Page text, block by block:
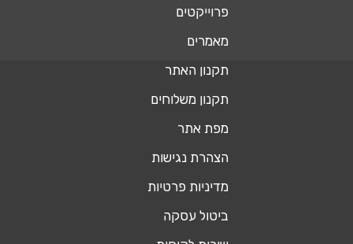
פרוייקטים
מאמרים
תקנון האתר
תקנון משלוחים
מפת אתר
הצהרת נגישות
מדיניות פרטיות
ביטול עסקה